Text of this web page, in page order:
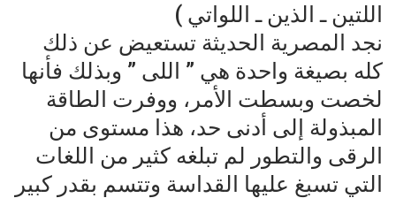
اللتين ـ الذين ـ اللواتي )
نجد المصرية الحديثة تستعيض عن ذلك
كله بصيغة واحدة هي ” اللى ” وبذلك فأنها
لخصت وبسطت الأمر، ووفرت الطاقة
المبذولة إلى أدنى حد، هذا مستوى من
الرقى والتطور لم تبلغه كثير من اللغات
التي تسبغ عليها القداسة وتتسم بقدر كبير